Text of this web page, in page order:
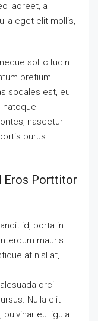
laoreet, a
eget elit mollis,
sollicitudin
pretium.
sodales est, eu
natoque
nascetur
purus
Eros Porttitor
id, porta in
mauris
at nisl at,
orci
Nulla elit
eu ligula.